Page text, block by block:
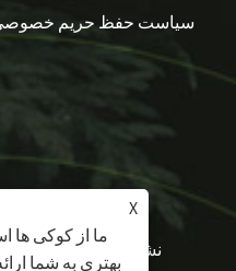
سیاست حفظ حریم
نشانی:
خیابان غربی
X
ما از کوکی ها
بهتری به شما